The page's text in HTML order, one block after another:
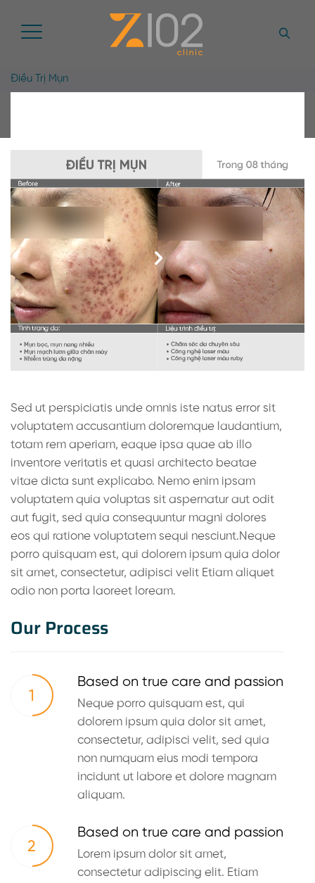
Điều Trị Mụn
Sed ut perspiciatis unde omnis iste natus error sit
voluptatem accusantium doloremque laudantium,
totam rem aperiam, eaque ipsa quae ab illo
inventore veritatis et quasi architecto beatae
vitae dicta sunt explicabo. Nemo enim ipsam
voluptatem quia voluptas sit aspernatur aut odit
aut fugit, sed quia consequuntur magni dolores
eos qui ratione voluptatem sequi nesciunt.Neque
porro quisquam est, qui dolorem ipsum quia dolor
sit amet, consectetur, adipisci velit Etiam aliquet
odio non porta laoreet loream.
Our Process
1
Based on true care and passion
Neque porro quisquam est, qui
dolorem ipsum quia dolor sit amet,
consectetur, adipisci velit, sed quia
non numquam eius modi tempora
incidunt ut labore et dolore magnam
aliquam.
2
Based on true care and passion
Lorem ipsum dolor sit amet,
consectetur adipiscing elit. Etiam